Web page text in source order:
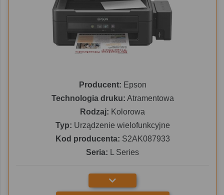
Producent: Epson
Technologia druku: Atramentowa
Rodzaj: Kolorowa
Typ: Urządzenie wielofunkcyjne
Kod producenta: S2AK087933
Seria: L Series